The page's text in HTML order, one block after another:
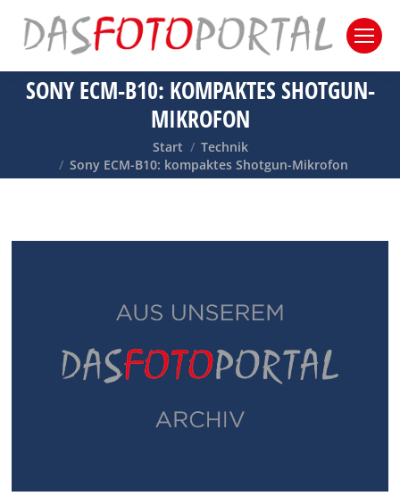
SONY ECM-B10: KOMPAKTES SHOTGUN-
MIKROFON
Sie befinden sich hier:
Start
Technik
Sony ECM-B10: kompaktes Shotgun-Mikrofon